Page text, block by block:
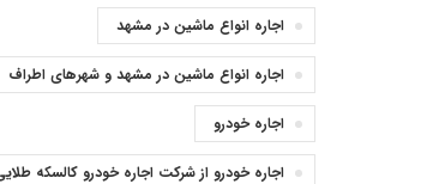
اجاره انواع ماشین در مشهد
اجاره انواع ماشین در مشهد و شهرهای اطراف
اجاره خودرو
اجاره خودرو از شرکت اجاره خودرو کالسکه